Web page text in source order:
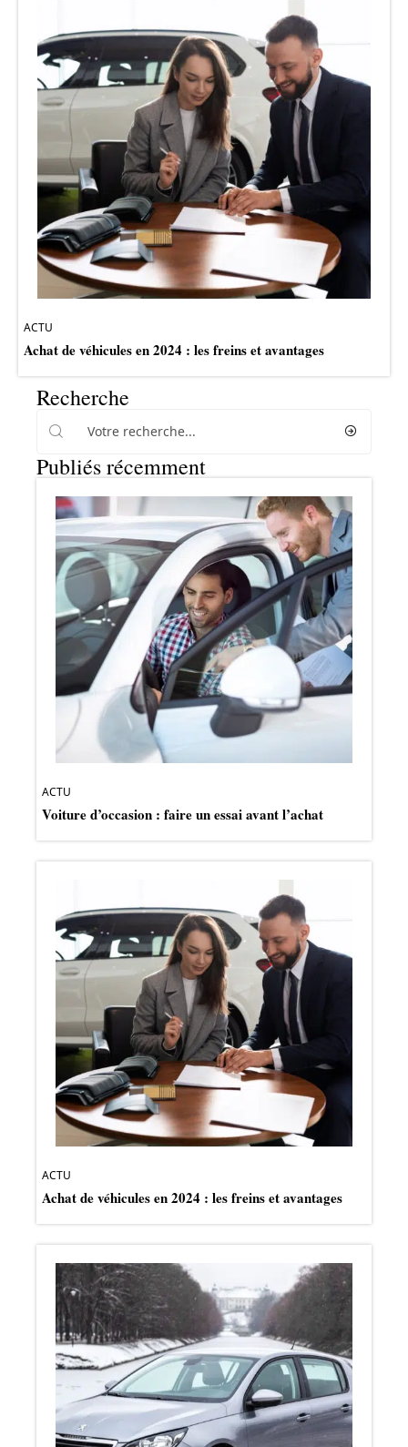
ACTU
Achat de véhicules en 2024 : les freins et avantages
Recherche
Publiés récemment
ACTU
Voiture d’occasion : faire un essai avant l’achat
ACTU
Achat de véhicules en 2024 : les freins et avantages